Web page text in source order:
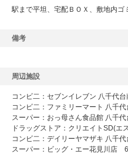
駅まで平坦、宅配ＢＯＸ、敷地内ゴ
備考
周辺施設
コンビ二：セブンイレブン 八千代
コンビ二：ファミリーマート 八千
スーパー：おっ母さん食品館 八千
ドラッグストア：クリエイトSD(
コンビ二：デイリーヤマザキ 八千
スーパー：ビッグ・エー花見川店